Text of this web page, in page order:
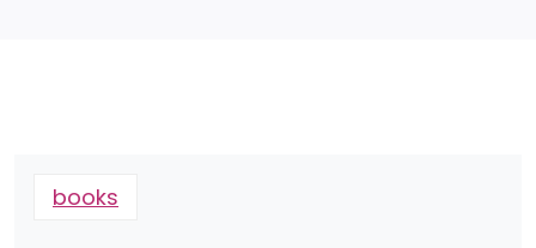
books